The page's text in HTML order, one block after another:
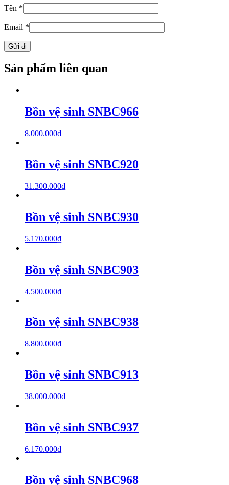
Tên *
Email *
Sản phẩm liên quan
Bồn vệ sinh SNBC966
8.000.000₫
Bồn vệ sinh SNBC920
31.300.000₫
Bồn vệ sinh SNBC930
5.170.000₫
Bồn vệ sinh SNBC903
4.500.000₫
Bồn vệ sinh SNBC938
8.800.000₫
Bồn vệ sinh SNBC913
38.000.000₫
Bồn vệ sinh SNBC937
6.170.000₫
Bồn vệ sinh SNBC968